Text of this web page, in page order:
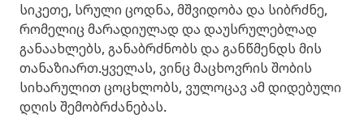
სიკეთე, სრული ცოდნა, მშვიდობა და სიბრძნე,
რომელიც მარადიულად და დაუსრულებლად
განაახლებს, განაბრძნობს და განწმენდს მის
თანაზიართ.ყველას, ვინც მაცხოვრის შობის
სიხარულით ცოცხლობს, ვულოცავ ამ დიდებული
დღის შემობრძანებას.